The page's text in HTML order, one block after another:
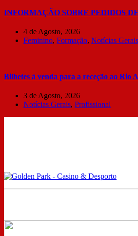
INFORMAÇÃO SOBRE PEDIDOS
4 de Agosto, 2026
Feminino, Formação, Notícias Gerais
Bilhetes à venda para a receção ao Rio
3 de Agosto, 2026
Notícias Gerais, Profissional